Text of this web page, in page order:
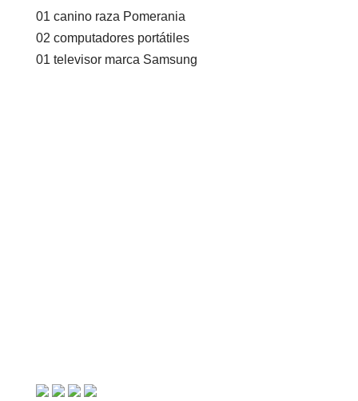
01 canino raza Pomerania
02 computadores portátiles
01 televisor marca Samsung